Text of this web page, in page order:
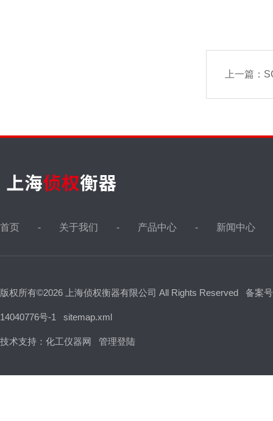
上一篇：
首页 关于我们 产品中心 新闻中心
版权所有©2026 上海侦权衡器有限公司 All Rights Reserved 备案
14040776号-1 sitemap.xml
技术支持： 化工仪器网 管理登陆